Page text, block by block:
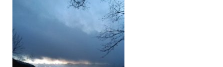
Foto
Cimbergo da vedere